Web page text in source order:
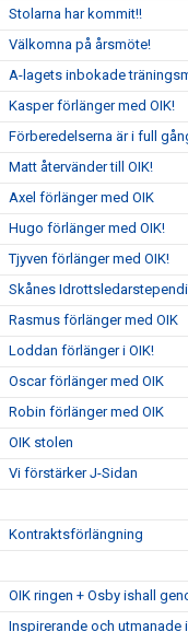
Stolarna har kommit!!
Välkomna på årsmöte!
A-lagets inbokade
Kasper förlänger med OIK!
Förberedelserna är i full
Matt återvänder till OIK!
Axel förlänger med OIK
Hugo förlänger med OIK!
Tjyven förlänger med OIK!
Skånes
Rasmus förlänger med OIK
Loddan förlänger i OIK!
Oscar förlänger med OIK
Robin förlänger med OIK
OIK stolen
Vi förstärker J-Sidan
Kontraktsförlängning
OIK ringen + Osby ishall
Inspirerande och utmanade